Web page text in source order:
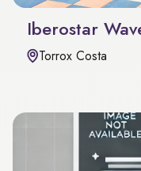
Iberostar
Torrox Costa